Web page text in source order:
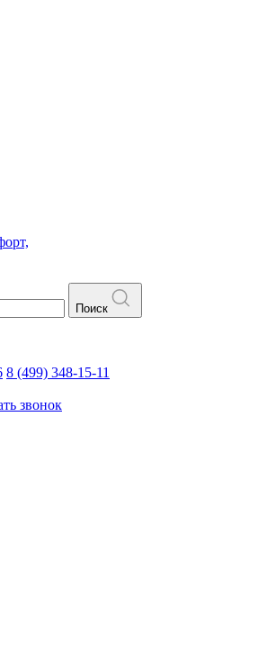
Поиск
8 (499) 348-15-11
звонок